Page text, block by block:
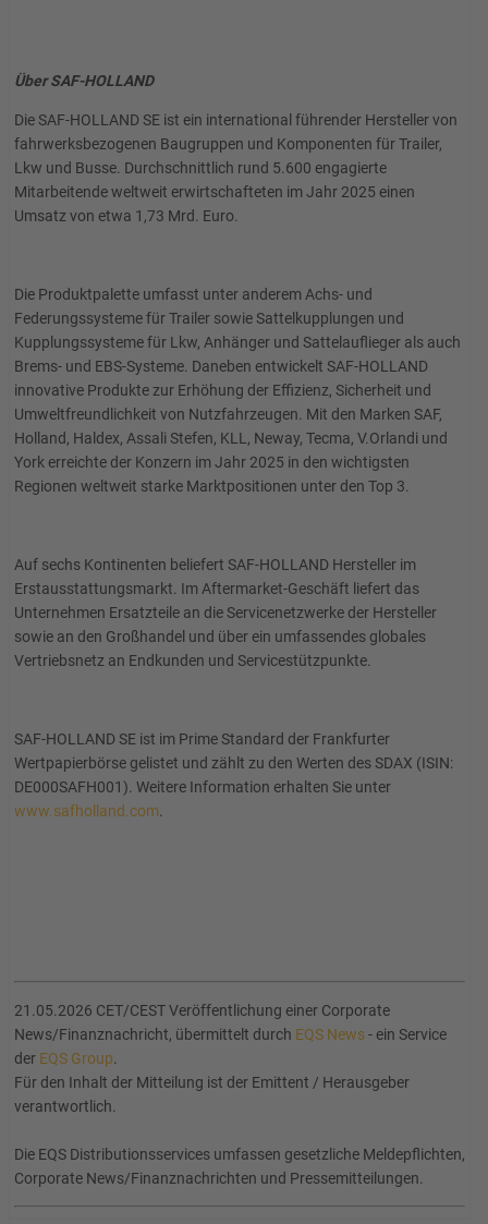
Über SAF-HOLLAND
Die SAF-HOLLAND SE ist ein international führender Hersteller von
fahrwerksbezogenen Baugruppen und Komponenten für Trailer,
Lkw und Busse. Durchschnittlich rund 5.600 engagierte
Mitarbeitende weltweit erwirtschafteten im Jahr 2025 einen
Umsatz von etwa 1,73 Mrd. Euro.
Die Produktpalette umfasst unter anderem Achs- und
Federungssysteme für Trailer sowie Sattelkupplungen und
Kupplungssysteme für Lkw, Anhänger und Sattelauflieger als auch
Brems- und EBS-Systeme. Daneben entwickelt SAF-HOLLAND
innovative Produkte zur Erhöhung der Effizienz, Sicherheit und
Umweltfreundlichkeit von Nutzfahrzeugen. Mit den Marken SAF,
Holland, Haldex, Assali Stefen, KLL, Neway, Tecma, V.Orlandi und
York erreichte der Konzern im Jahr 2025 in den wichtigsten
Regionen weltweit starke Marktpositionen unter den Top 3.
Auf sechs Kontinenten beliefert SAF-HOLLAND Hersteller im
Erstausstattungsmarkt. Im Aftermarket-Geschäft liefert das
Unternehmen Ersatzteile an die Servicenetzwerke der Hersteller
sowie an den Großhandel und über ein umfassendes globales
Vertriebsnetz an Endkunden und Servicestützpunkte.
SAF-HOLLAND SE ist im Prime Standard der Frankfurter
Wertpapierbörse gelistet und zählt zu den Werten des SDAX (ISIN:
DE000SAFH001). Weitere Information erhalten Sie unter
www.safholland.com.
21.05.2026 CET/CEST Veröffentlichung einer Corporate
News/Finanznachricht, übermittelt durch EQS News- ein Service
der EQS Group.
Für den Inhalt der Mitteilung ist der Emittent / Herausgeber
verantwortlich.
Die EQS Distributionsservices umfassen gesetzliche Meldepflichten,
Corporate News/Finanznachrichten und Pressemitteilungen.